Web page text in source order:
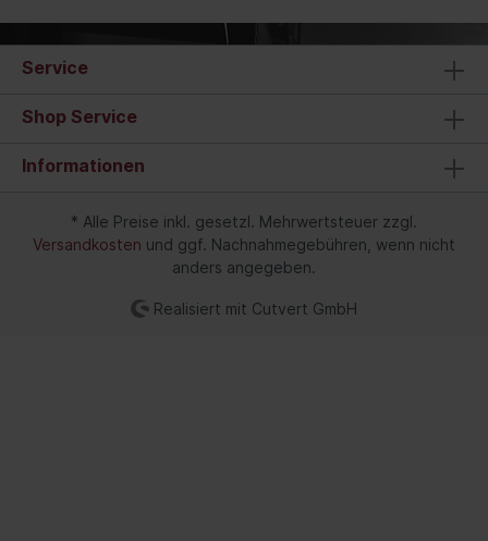
Service
Shop Service
Informationen
* Alle Preise inkl. gesetzl. Mehrwertsteuer zzgl.
Versandkosten und ggf. Nachnahmegebühren, wenn nicht
anders angegeben.
Realisiert mit Cutvert GmbH